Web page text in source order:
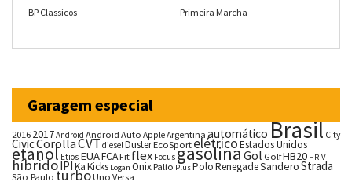
BP Classicos
Primeira Marcha
Garagem especial
20162017Android Android Auto AppleArgentina automáticoBrasil City
CivicCorollaCVTdieselDusterEcoSportelétricoEstados Unidos
etanol Etios EUAFCA Fit flex FocusgasolinaGol GolfHB20 HR-V
híbridoIPIKaKicks Logan OnixPalio PlusPoloRenegadeSanderoStrada
São Paulo turboUno Versa